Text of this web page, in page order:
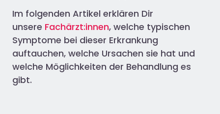
Im folgenden Artikel erklären Dir
unsere Fachärzt:innen, welche typischen
Symptome bei dieser Erkrankung
auftauchen, welche Ursachen sie hat und
welche Möglichkeiten der Behandlung es
gibt.